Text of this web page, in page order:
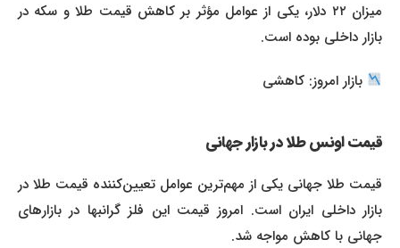
میزان ۲۲ دلار، یکی از عوامل مؤثر بر کاهش قیمت طلا و سکه در
بازار داخلی بوده است.
بازار امروز: کاهشی
قیمت اونس طلا در بازار جهانی
قیمت طلا جهانی یکی از مهم‌ترین عوامل تعیین‌کننده قیمت طلا در
بازار داخلی ایران است. امروز قیمت این فلز گرانبها در بازارهای
جهانی با کاهش مواجه شد.